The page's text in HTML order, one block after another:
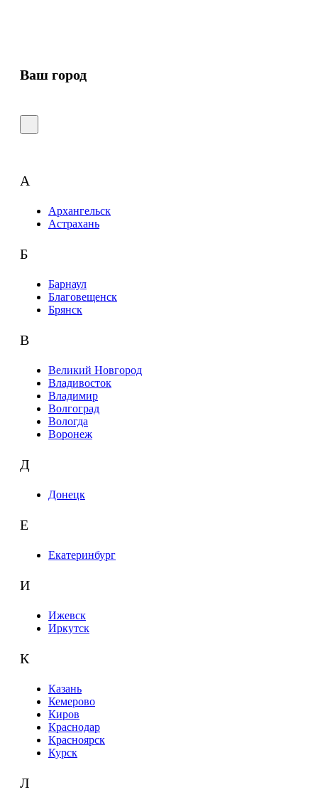
Ваш город
А
Архангельск
Астрахань
Б
Барнаул
Благовещенск
Брянск
В
Великий Новгород
Владивосток
Владимир
Волгоград
Вологда
Воронеж
Д
Донецк
Е
Екатеринбург
И
Ижевск
Иркутск
К
Казань
Кемерово
Киров
Краснодар
Красноярск
Курск
Л